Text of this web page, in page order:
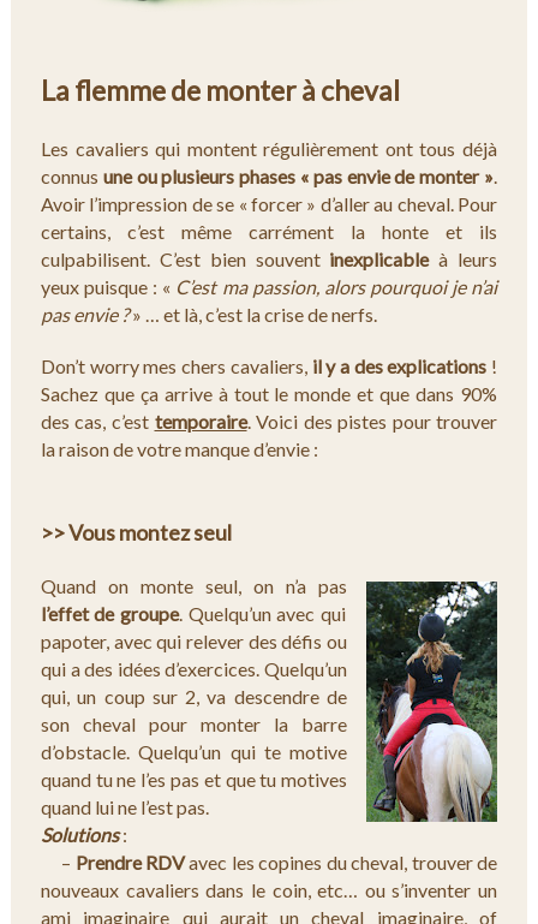
La flemme de monter à cheval
Les cavaliers qui montent régulièrement ont tous déjà
connus une ou plusieurs phases « pas envie de monter ».
Avoir l’impression de se « forcer » d’aller au cheval. Pour
certains, c’est même carrément la honte et ils
culpabilisent. C’est bien souvent inexplicableà leurs
yeux puisque : « C’est ma passion, alors pourquoi je n’ai
pas envie ?» … et là, c’est la crise de nerfs.
Don’t worry mes chers cavaliers,il y a des explications !
Sachez que ça arrive à tout le monde et que dans 90%
des cas, c’est temporaire. Voici des pistes pour trouver
la raison de votre manque d’envie :
>> Vous montez seul
Quand on monte seul, on n’a pas
l’effet de groupe. Quelqu’un avec qui
papoter, avec qui relever des défis ou
qui a des idées d’exercices. Quelqu’un
qui, un coup sur 2, va descendre de
son cheval pour monter la barre
d’obstacle. Quelqu’un qui te motive
quand tu ne l’es pas et que tu motives
quand lui ne l’est pas.
Solutions:
– Prendre RDVavec les copines du cheval, trouver de
nouveaux cavaliers dans le coin, etc… ou s’inventer un
ami imaginaire qui aurait un cheval imaginaire, of